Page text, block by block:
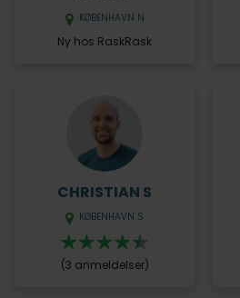
KØBENHAVN N
Ny hos RaskRask
CHRISTIAN S
KØBENHAVN S
(3 anmeldelser)